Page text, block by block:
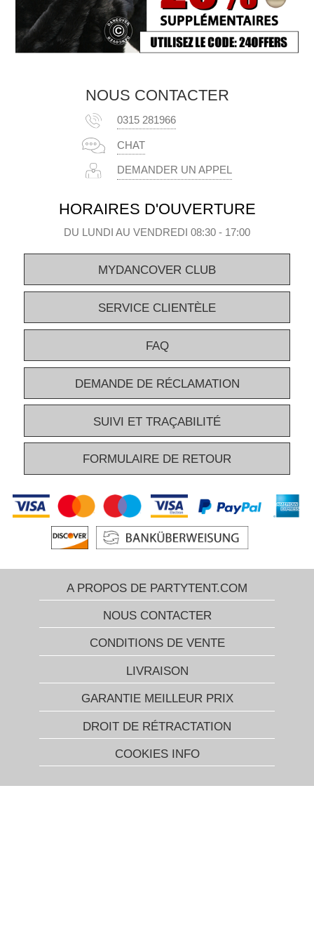
NOUS CONTACTER
0315 281966
CHAT
DEMANDER UN APPEL
HORAIRES D'OUVERTURE
DU LUNDI AU VENDREDI 08:30 - 17:00
MYDANCOVER CLUB
SERVICE CLIENTÈLE
FAQ
DEMANDE DE RÉCLAMATION
SUIVI ET TRAÇABILITÉ
FORMULAIRE DE RETOUR
A PROPOS DE PARTYTENT.COM
NOUS CONTACTER
CONDITIONS DE VENTE
LIVRAISON
GARANTIE MEILLEUR PRIX
DROIT DE RÉTRACTATION
COOKIES INFO